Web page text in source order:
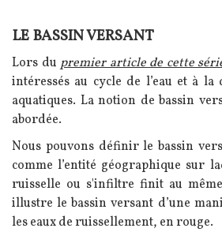
Texte
LE BASSIN VERSANT
Lors du premier article de cette
intéressés au cycle de l’eau et à
aquatiques. La notion de bassin
abordée.
Nous pouvons définir le bassin
comme l’entité géographique sur
ruisselle ou s'infiltre finit au
illustre le bassin versant d’une
les eaux de ruissellement, en rouge.